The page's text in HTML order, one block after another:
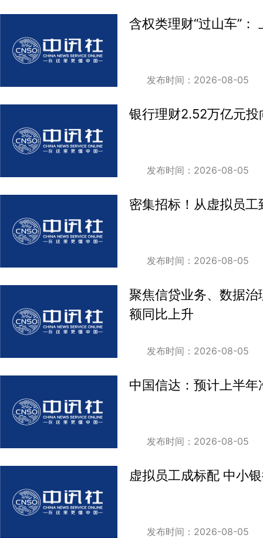
含权类理财“过山车”：
发布时间：2026-08-05
银行理财2.52万亿元
发布时间：2026-08-05
密集招标！从虚拟员
发布时间：2026-08-05
聚焦信贷业务、数据
额同比上升
发布时间：2026-08-05
中国信达：预计上半
发布时间：2026-08-05
虚拟员工成标配 中小
发布时间：2026-08-05